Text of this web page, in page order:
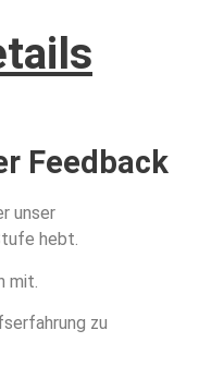
Feedback
unser
hebt.
mit.
zu